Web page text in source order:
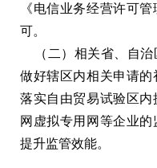
《电信业务经营许可
可。
（二）相关省、自治
做好辖区内相关申请
落实自由贸易试验区
网虚拟专用网等企业的
提升监管效能。